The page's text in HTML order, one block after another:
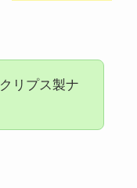
リプス製ナ